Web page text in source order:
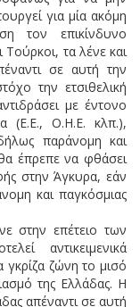
για μία ακόμη
τον επικίνδυνο
τα λένε και
σε αυτή την
την ετσιθελική
με έντονο
(Ε.Ε., Ο.Η.Ε. κλπ.),
παράνομη και
έπρεπε να φθάσει
στην Άγκυρα, εάν
και παγκόσμιας
στην επέτειο των
αντικειμενικά
γκρίζα ζώνη το μισό
της Ελλάδας. Η
απέναντι σε αυτή